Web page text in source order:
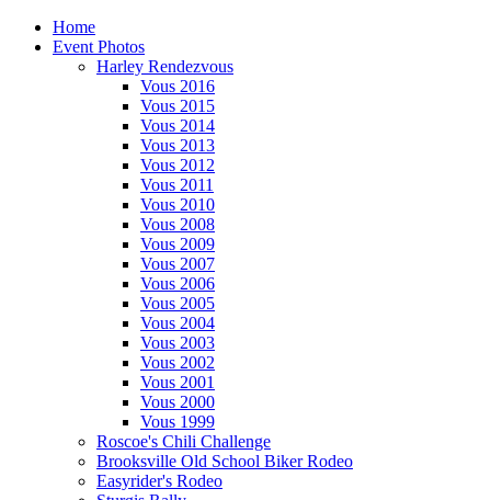
Home
Event Photos
Harley Rendezvous
Vous 2016
Vous 2015
Vous 2014
Vous 2013
Vous 2012
Vous 2011
Vous 2010
Vous 2008
Vous 2009
Vous 2007
Vous 2006
Vous 2005
Vous 2004
Vous 2003
Vous 2002
Vous 2001
Vous 2000
Vous 1999
Roscoe's Chili Challenge
Brooksville Old School Biker Rodeo
Easyrider's Rodeo